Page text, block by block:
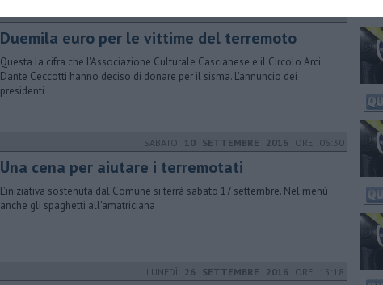
Duemila euro per le vittime del terremoto
Questa la cifra che l'Associazione Culturale Cascianese e il Circolo Arci
Dante Ceccotti hanno deciso di donare per il sisma. L'annuncio dei
presidenti
SABATO 10 SETTEMBRE 2016 ORE 06:30
Una cena per aiutare i terremotati
L'iniziativa sostenuta dal Comune si terrà sabato 17 settembre. Nel menù
anche gli spaghetti all'amatriciana
LUNEDÌ 26 SETTEMBRE 2016 ORE 15:18